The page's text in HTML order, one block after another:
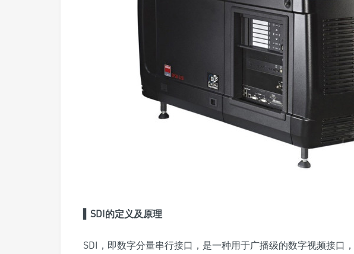
SDI的定义及原理
SDI，即数字分量串行接口，是一种用于广播级的数字视频接口